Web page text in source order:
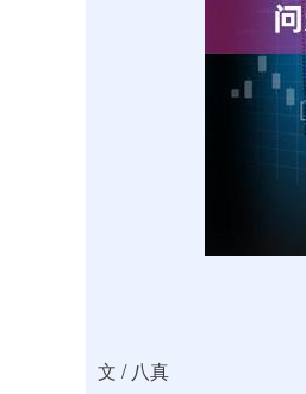
文 / 八真
深证成指